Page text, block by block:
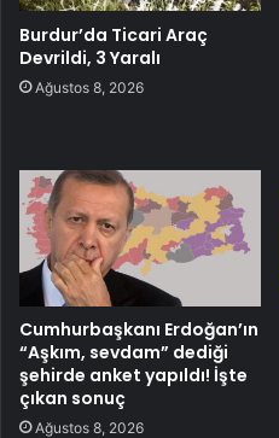
Burdur’da Ticari Araç
Devrildi, 3 Yaralı
Ağustos 8, 2026
Cumhurbaşkanı Erdoğan’ın
“Aşkım, sevdam” dediği
şehirde anket yapıldı! İşte
çıkan sonuç
Ağustos 8, 2026